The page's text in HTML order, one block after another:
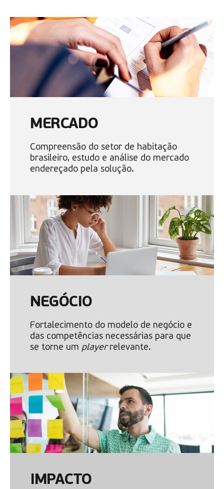
MERCADO
Compreensão do setor de habitação
brasileiro, estudo e análise do mercado
endereçado pela solução.
NEGÓCIO
Fortalecimento do modelo de negócio e
das competências necessárias para que
se torne um playerrelevante.
IMPACTO